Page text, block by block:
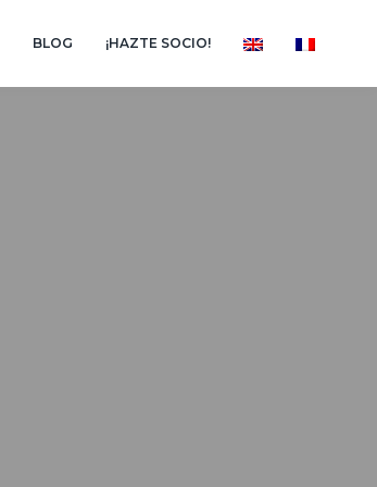
BLOG ¡HAZTE SOCIO!